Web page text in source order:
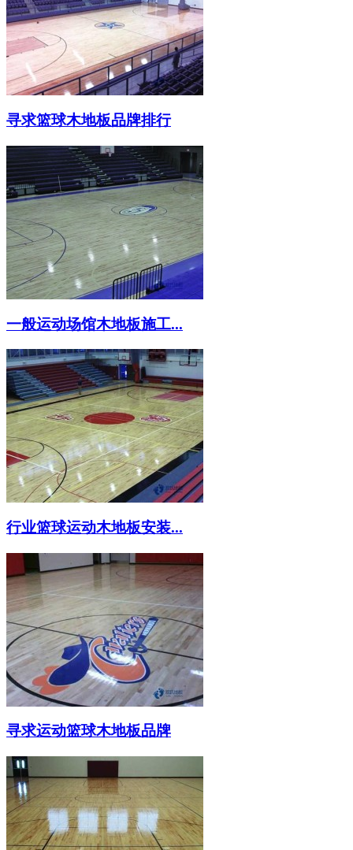
寻求篮球木地板品牌排行
一般运动场馆木地板施工...
行业篮球运动木地板安装...
寻求运动篮球木地板品牌